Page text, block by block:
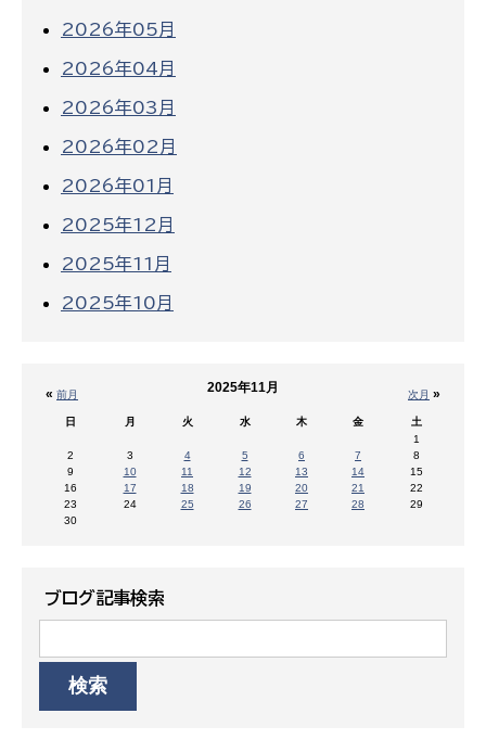
2026年05月
2026年04月
2026年03月
2026年02月
2026年01月
2025年12月
2025年11月
2025年10月
« 前月 次月 »
2025年11月
日 月 火 水 木 金
土
1
2
3 4 5 6 7
8
9
10 11 12 13 14
15
16
17 18 19 20 21
22
23
24 25 26 27 28
29
30
ブログ記事検索